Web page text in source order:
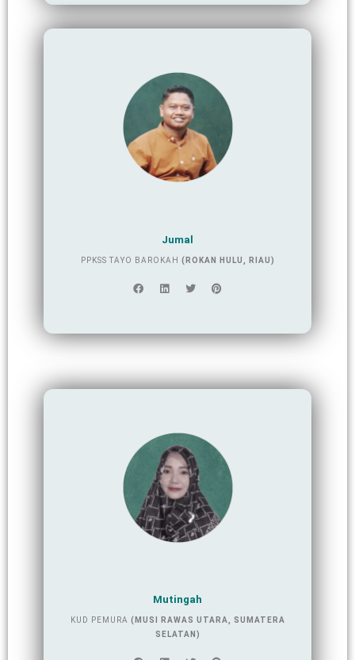
Jumal
PPKSS TAYO BAROKAH (ROKAN HULU, RIAU)
Mutingah
KUD PEMURA (MUSI RAWAS UTARA, SUMATERA
SELATAN)